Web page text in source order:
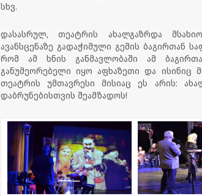
სხვ.
დასასრულ, თეატრის ახალგაზრდა
ავანსცენაზე გადაჭიმული გემის ბაგირთან
რომ ამ ხნის განმავლობაში ამ
განუმეორებელი იყო აფხაზეთი და ისინიც
თეატრის უმთავრესი მისიაც ეს არის:
დაბრუნებისთვის შეამზადოს!